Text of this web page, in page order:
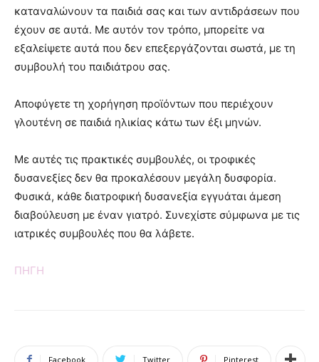
καταναλώνουν τα παιδιά σας και των αντιδράσεων που
έχουν σε αυτά. Με αυτόν τον τρόπο, μπορείτε να
εξαλείψετε αυτά που δεν επεξεργάζονται σωστά, με τη
συμβουλή του παιδιάτρου σας.
Αποφύγετε τη χορήγηση προϊόντων που περιέχουν
γλουτένη σε παιδιά ηλικίας κάτω των έξι μηνών.
Με αυτές τις πρακτικές συμβουλές, οι τροφικές
δυσανεξίες δεν θα προκαλέσουν μεγάλη δυσφορία.
Φυσικά, κάθε διατροφική δυσανεξία εγγυάται άμεση
διαβούλευση με έναν γιατρό. Συνεχίστε σύμφωνα με τις
ιατρικές συμβουλές που θα λάβετε.
ΠΗΓΗ
Facebook Twitter Pinterest